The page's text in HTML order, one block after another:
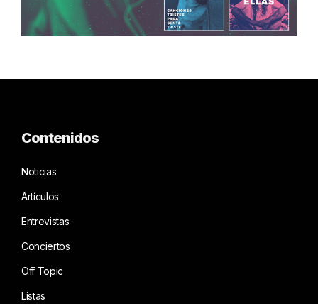
Contenidos
Noticias
Artículos
Entrevistas
Conciertos
Off Topic
Listas